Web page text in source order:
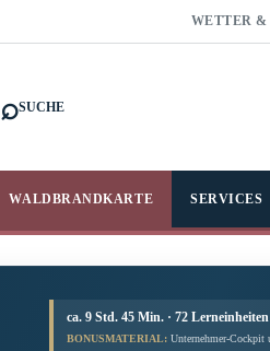
WETTER &
⌕SUCHE
WALDBRANDKARTE SERVICES
ca. 9 Std. 45 Min. · 72 Lerneinheiten
BONUSMATERIAL: Unternehmer-Cockpit